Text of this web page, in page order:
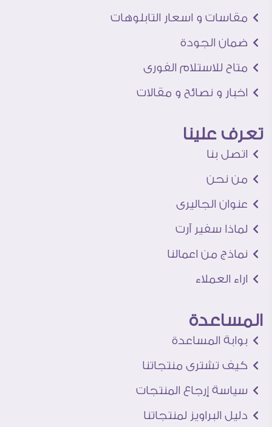
مقاسات و اسعار التابلوهات
ضمان الجودة
متاح للاستلام الفورى
اخبار و نصائح و مقالات
تعرف علينا
اتصل بنا
من نحن
عنوان الجاليرى
لماذا سفير آرت
نماذج من اعمالنا
اراء العملاء
المساعدة
بوابة المساعدة
كيف تشترى منتجاتنا
سياسة إرجاع المنتجات
دليل البراويز لمنتجاتنا